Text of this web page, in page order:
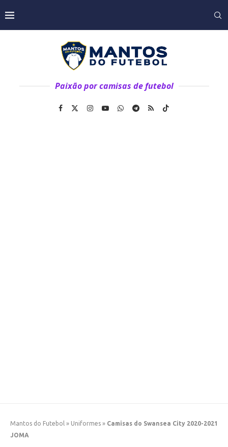
Paixão por camisas de futebol
Mantos do Futebol » Uniformes » Camisas do Swansea City 2020-2021
JOMA